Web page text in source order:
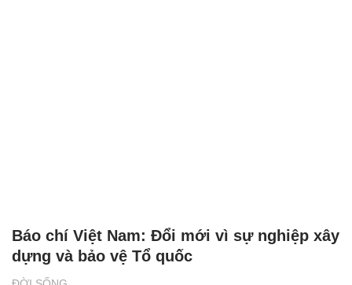
Báo chí Việt Nam: Đổi mới vì sự nghiệp xây
dựng và bảo vệ Tổ quốc